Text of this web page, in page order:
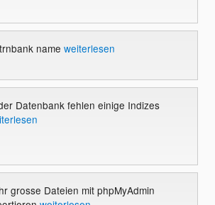
name weiterlesen
Datenbank fehlen einige Indizes
grosse Dateien mit phpMyAdmin